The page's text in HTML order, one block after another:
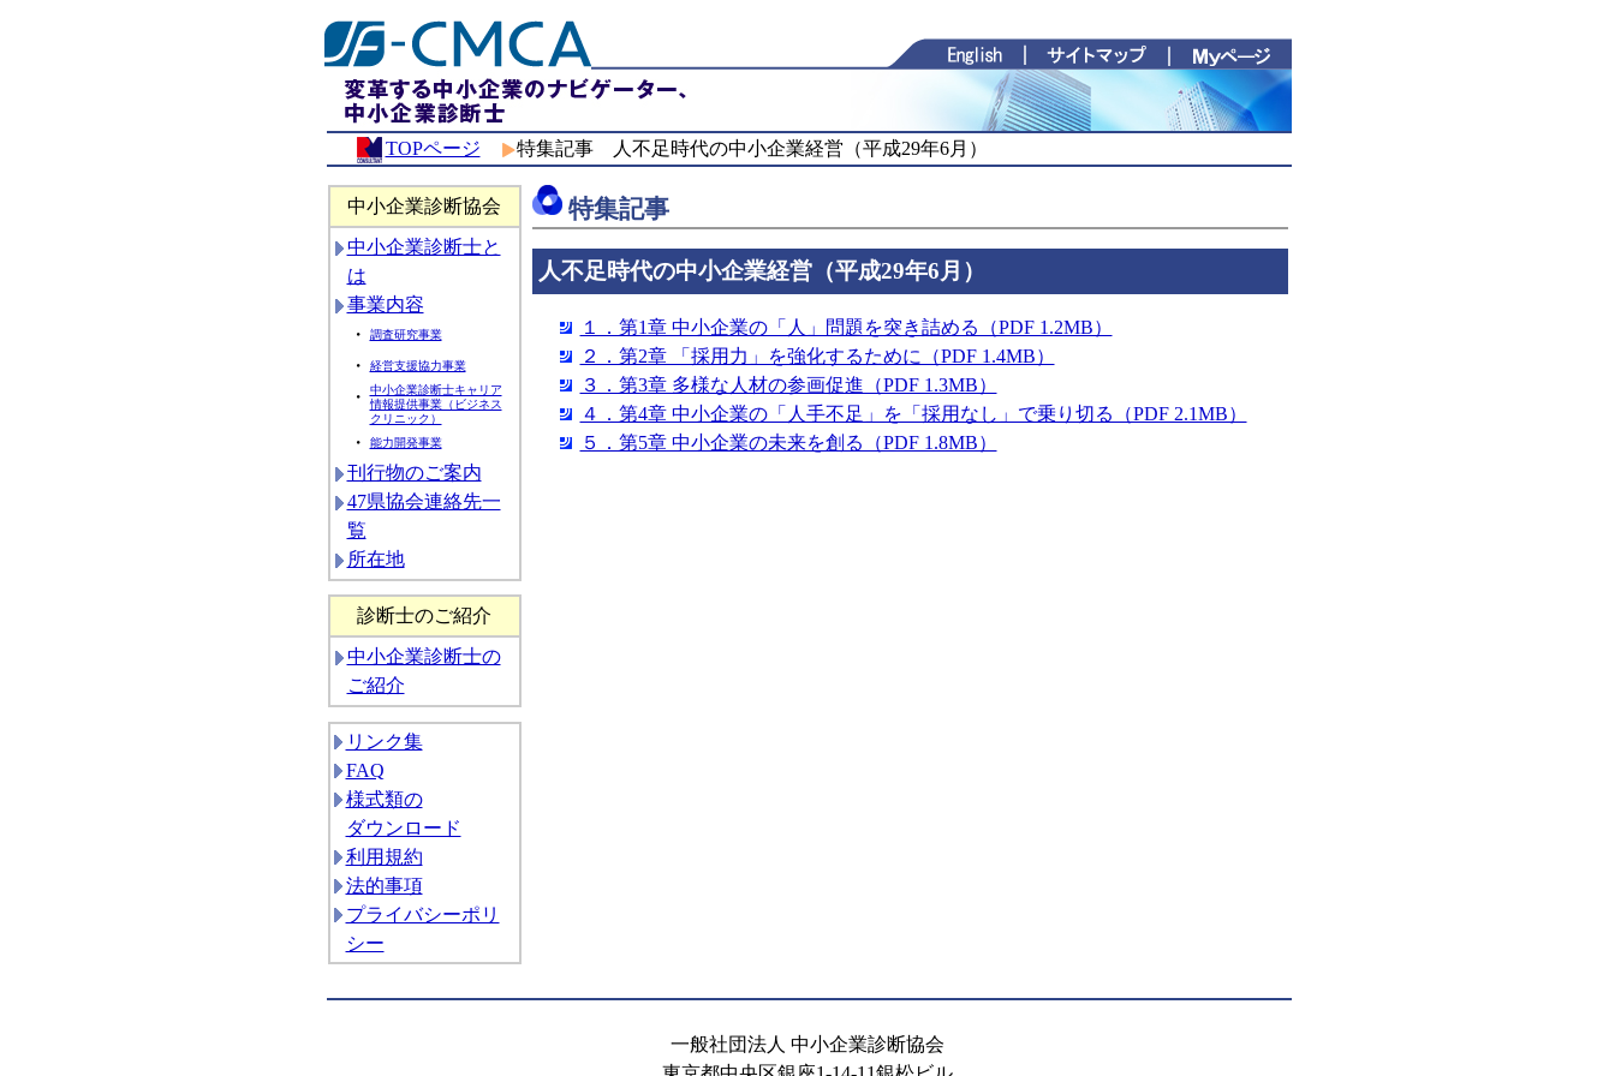
TOPページ 特集記事 人不足時代の中小企業経営（平成29年6月）
中小企業診断協会
中小企業診断士と
は
事業内容
・
調査研究事業
・ 経営支援協力事業
・
中小企業診断士キャリア
情報提供事業（ビジネス
クリニック）
・ 能力開発事業
刊行物のご案内
47県協会連絡先一
覧
所在地
診断士のご紹介
中小企業診断士の
ご紹介
リンク集
FAQ
様式類の
ダウンロード
利用規約
法的事項
プライバシーポリ
シー
特集記事
人不足時代の中小企業経営（平成29年6月）
１．第1章 中小企業の「人」問題を突き詰める（PDF 1.2MB）
２．第2章 「採用力」を強化するために（PDF 1.4MB）
３．第3章 多様な人材の参画促進（PDF 1.3MB）
４．第4章 中小企業の「人手不足」を「採用なし」で乗り切る（PDF 2.1MB）
５．第5章 中小企業の未来を創る（PDF 1.8MB）
一般社団法人 中小企業診断協会